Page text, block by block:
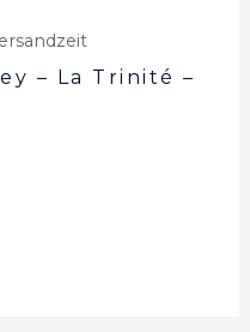
– La Trinité –